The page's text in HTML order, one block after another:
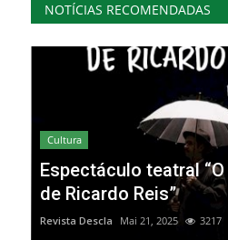
NOTÍCIAS RECOMENDADAS
Cultura
Espectáculo teatral
de Ricardo Reis”
Revista Descla Mai 21, 2025 3217